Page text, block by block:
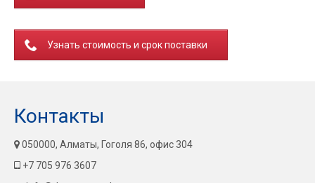
Узнать стоимость и срок поставки
Контакты
050000, Алматы, Гоголя 86, офис 304
+7 705 976 3607